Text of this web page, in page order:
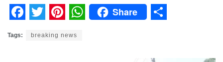
Share
Tags: breaking news